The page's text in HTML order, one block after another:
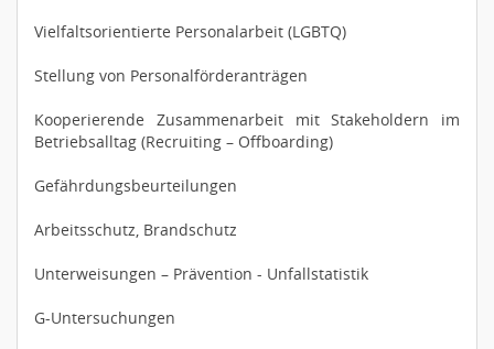
Vielfaltsorientierte Personalarbeit (LGBTQ)
Stellung von Personalförderanträgen
Kooperierende Zusammenarbeit mit Stakeholdern im
Betriebsalltag (Recruiting – Offboarding)
Gefährdungsbeurteilungen
Arbeitsschutz, Brandschutz
Unterweisungen – Prävention - Unfallstatistik
G-Untersuchungen